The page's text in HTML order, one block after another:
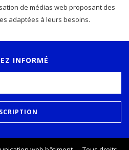
de médias web proposant des
adaptées à leurs besoins.
INFORMÉ